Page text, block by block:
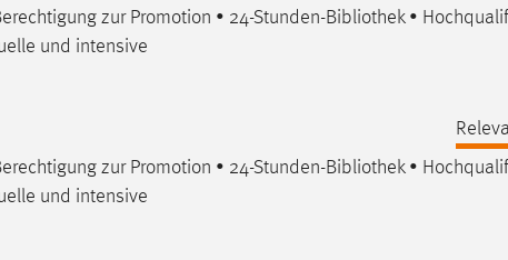
zur Promotion • 24-Stunden-Bibliothek•
und intensive
zur Promotion • 24-Stunden-Bibliothek•
und intensive